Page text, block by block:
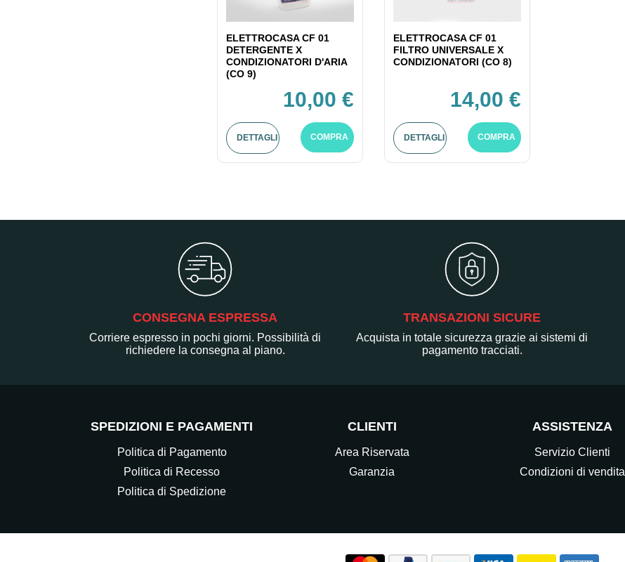
ELETTROCASA CF 01
DETERGENTE X
CONDIZIONATORI D'ARIA
(CO 9)
10,00 €
DETTAGLI COMPRA
ELETTROCASA CF 01
FILTRO UNIVERSALE X
CONDIZIONATORI (CO 8)
14,00 €
DETTAGLI COMPRA
CONSEGNA ESPRESSA
Corriere espresso in pochi giorni. Possibilità di
richiedere la consegna al piano.
TRANSAZIONI SICURE
Acquista in totale sicurezza grazie ai sistemi di
pagamento tracciati.
SPEDIZIONI E PAGAMENTI
Politica di Pagamento
Politica di Recesso
Politica di Spedizione
CLIENTI
Area Riservata
Garanzia
ASSISTENZA
Servizio Clienti
Condizioni di vendita